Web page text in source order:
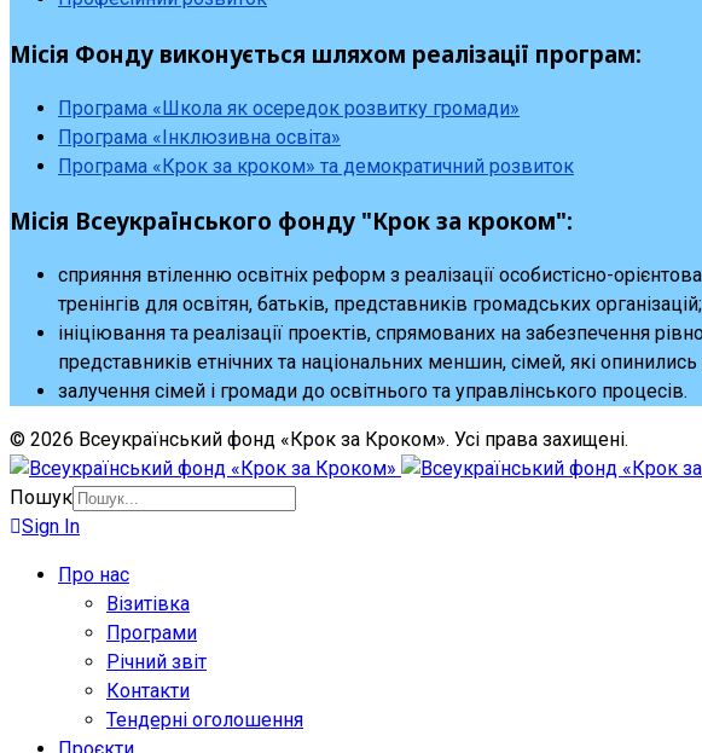
Місія Фонду виконується шляхом реалізації програм:
Програма «Школа як осередок розвитку громади»
Програма «Інклюзивна освіта»
Програма «Крок за кроком» та демократичний розвиток
Місія Всеукраїнського фонду "Крок за кроком":
сприяння втіленню освітніх реформ з реалізації особистісно-
тренінгів для освітян, батьків, представників громадських організацій;
ініціювання та реалізації проектів, спрямованих на забезпечення
представників етнічних та національних меншин, сімей, які опинились
залучення сімей і громади до освітнього та управлінського процесів.
© 2026 Всеукраїнський фонд «Крок за Кроком». Усі права захищені.
Пошук
Sign In
Про нас
Візитівка
Програми
Річний звіт
Контакти
Тендерні оголошення